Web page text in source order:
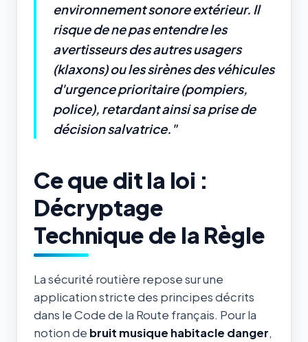
environnement sonore extérieur. Il
risque de ne pas entendre les
avertisseurs des autres usagers
(klaxons) ou les sirènes des véhicules
d'urgence prioritaire (pompiers,
police), retardant ainsi sa prise de
décision salvatrice."
Ce que dit la loi :
Décryptage
Technique de la Règle
La sécurité routière repose sur une
application stricte des principes décrits
dans le Code de la Route français. Pour la
notion de bruit musique habitacle danger,